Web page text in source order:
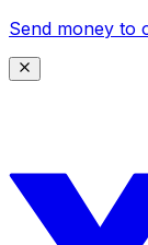
Send money to